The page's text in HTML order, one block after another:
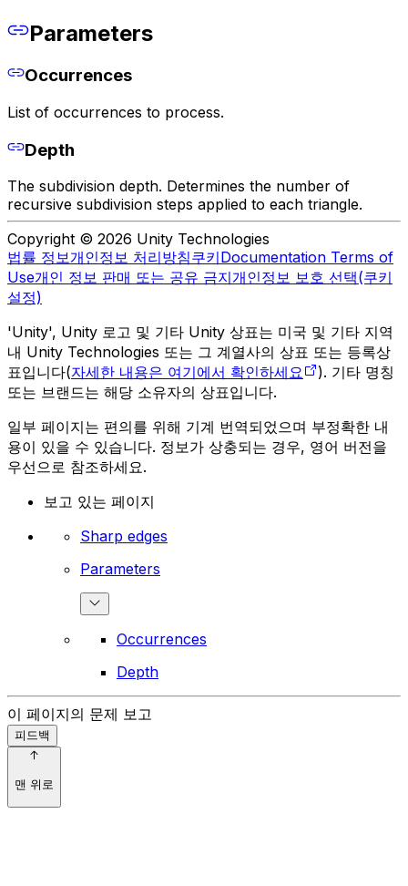
Parameters
Occurrences
List of occurrences to process.
Depth
The subdivision depth. Determines the number of
recursive subdivision steps applied to each triangle.
Copyright © 2026 Unity Technologies
법률 정보개인정보 처리방침쿠키Documentation Terms of
Use개인 정보 판매 또는 공유 금지개인정보 보호 선택(쿠키
설정)
'Unity', Unity 로고 및 기타 Unity 상표는 미국 및 기타 지역
내 Unity Technologies 또는 그 계열사의 상표 또는 등록상
표입니다(자세한 내용은 여기에서 확인하세요
). 기타 명칭
또는 브랜드는 해당 소유자의 상표입니다.
일부 페이지는 편의를 위해 기계 번역되었으며 부정확한 내
용이 있을 수 있습니다. 정보가 상충되는 경우, 영어 버전을
우선으로 참조하세요.
보고 있는 페이지
Sharp edges
Parameters
Occurrences
Depth
이 페이지의 문제 보고
피드백
맨 위로